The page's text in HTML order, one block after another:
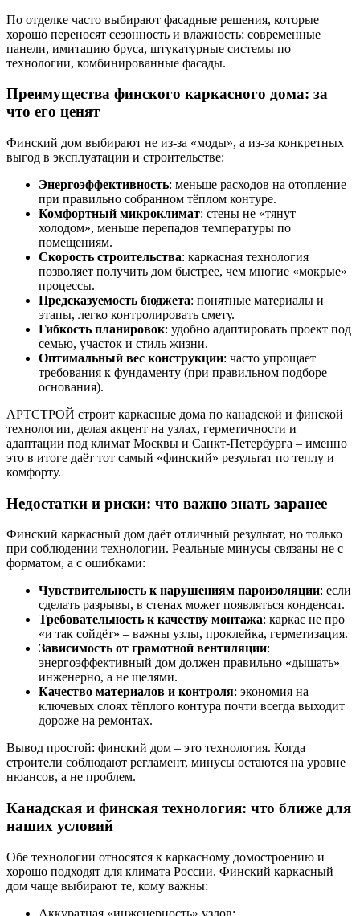
По отделке часто выбирают фасадные решения, которые
хорошо переносят сезонность и влажность: современные
панели, имитацию бруса, штукатурные системы по
технологии, комбинированные фасады.
Преимущества финского каркасного дома: за
что его ценят
Финский дом выбирают не из-за «моды», а из-за конкретных
выгод в эксплуатации и строительстве:
Энергоэффективность: меньше расходов на отопление
при правильно собранном тёплом контуре.
Комфортный микроклимат: стены не «тянут
холодом», меньше перепадов температуры по
помещениям.
Скорость строительства: каркасная технология
позволяет получить дом быстрее, чем многие «мокрые»
процессы.
Предсказуемость бюджета: понятные материалы и
этапы, легко контролировать смету.
Гибкость планировок: удобно адаптировать проект под
семью, участок и стиль жизни.
Оптимальный вес конструкции: часто упрощает
требования к фундаменту (при правильном подборе
основания).
АРТСТРОЙ строит каркасные дома по канадской и финской
технологии, делая акцент на узлах, герметичности и
адаптации под климат Москвы и Санкт-Петербурга – именно
это в итоге даёт тот самый «финский» результат по теплу и
комфорту.
Недостатки и риски: что важно знать заранее
Финский каркасный дом даёт отличный результат, но только
при соблюдении технологии. Реальные минусы связаны не с
форматом, а с ошибками:
Чувствительность к нарушениям пароизоляции: если
сделать разрывы, в стенах может появляться конденсат.
Требовательность к качеству монтажа: каркас не про
«и так сойдёт» – важны узлы, проклейка, герметизация.
Зависимость от грамотной вентиляции:
энергоэффективный дом должен правильно «дышать»
инженерно, а не щелями.
Качество материалов и контроля: экономия на
ключевых слоях тёплого контура почти всегда выходит
дороже на ремонтах.
Вывод простой: финский дом – это технология. Когда
строители соблюдают регламент, минусы остаются на уровне
нюансов, а не проблем.
Канадская и финская технология: что ближе для
наших условий
Обе технологии относятся к каркасному домостроению и
хорошо подходят для климата России. Финский каркасный
дом чаще выбирают те, кому важны:
Аккуратная «инженерность» узлов;